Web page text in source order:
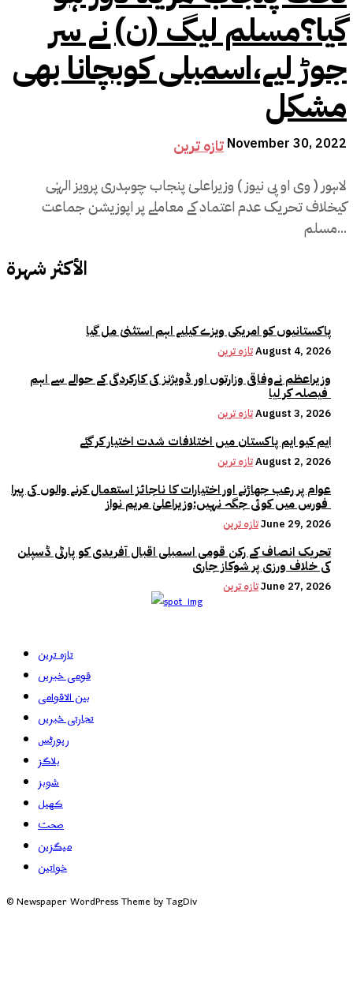
گیا؟مسلم لیگ (ن) نے سر
جوڑ لیے،اسمبلی کوبچانا بھی
مشکل
تازہ ترین November 30, 2022
لاہور ( وی او پی نیوز ) وزیراعلیٰ پنجاب چوہدری پرویز الہٰی
کیخلاف تحریک عدم اعتماد کے معاملے پر اپوزیشن جماعت
مسلم...
الأكثر شهرة
پاکستانیوں کو امریکی ویزے کیلیے اہم استثنیٰ مل گیا
تازہ ترینAugust 4, 2026
وزیراعظم نےوفاقی وزارتوں اور ڈویژنز کی کارکردگی کے حوالے سے اہم
تازہ ترینAugust 3, 2026
ایم کیو ایم پاکستان میں اختلافات شدت اختیار کر گئے
تازہ ترینAugust 2, 2026
عوام پر رعب جھاڑنے اور اختیارات کا ناجائز استعمال کرنے والوں کی پیرا
تازہ ترینJune 29, 2026
تحریک انصاف کے رکن قومی اسمبلی اقبال آفریدی کو پارٹی ڈسپلن
کی خلاف ورزی پر شوکاز جاری
تازہ ترینJune 27, 2026
تازہ ترین
قومی خبریں
بین الاقوامی
تجارتی خبریں
رپورٹس
بلاگز
شوبز
کھیل
صحت
میگزین
خواتین
© Newspaper WordPress Theme by TagDiv